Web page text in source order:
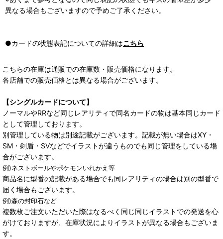
異なる場合もございますので予めご了承ください。
●カードの状態表記についての詳細はこちら
こちらの在庫は通販での在庫数・販売価格になります。
各店舗での販売価格とは異なる場合がございます。
【シングルカードについて】
ノーマルやRRなど同じレアリティで同名カードの物は基本同じカード
として管理しております。
別管理している物は別途記載がございます。記載が無い場合はXY・
SM・剣盾・SVなどでイラストが違うものでも同じ管理をしている場
合がございます。
例)ネストボールやポケモンいれかえ等
商品名に型番の記載がある場合でも同レアリティの場合は別の型番で
届く場合もございます。
例)森の封印石など
複数枚ご注文いただいた際はなるべく同じ同じイラストでの発送を心
がけておりますが、在庫状況によりイラストが異なる場合もございま
す。